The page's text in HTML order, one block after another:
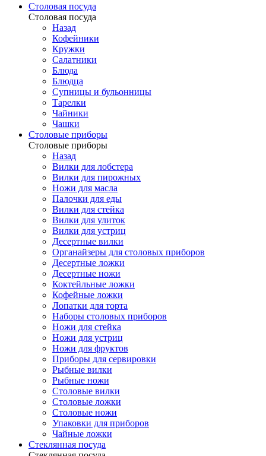
Столовая посуда
Столовая посуда
Назад
Кофейники
Кружки
Салатники
Блюда
Блюдца
Супницы и бульонницы
Тарелки
Чайники
Чашки
Cтоловые приборы
Cтоловые приборы
Назад
Вилки для лобстера
Вилки для пирожных
Ножи для масла
Палочки для еды
Вилки для стейка
Вилки для улиток
Вилки для устриц
Десертные вилки
Органайзеры для столовых приборов
Десертные ложки
Десертные ножи
Коктейльные ложки
Кофейные ложки
Лопатки для торта
Наборы столовых приборов
Ножи для стейка
Ножи для устриц
Ножи для фруктов
Приборы для сервировки
Рыбные вилки
Рыбные ножи
Столовые вилки
Столовые ложки
Столовые ножи
Упаковки для приборов
Чайные ложки
Стеклянная посуда